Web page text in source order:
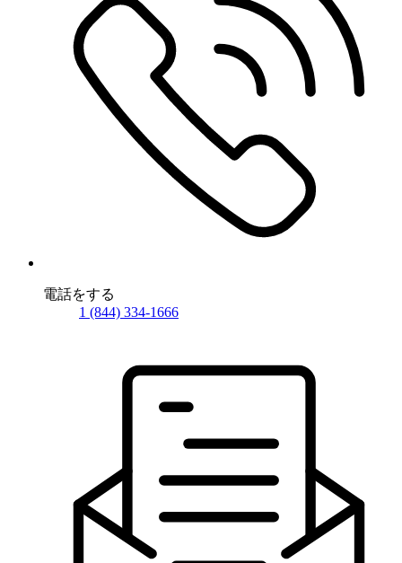
電話をする
1 (844) 334-1666